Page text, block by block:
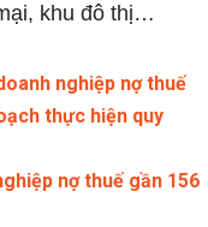
khu đô thị…
nghiệp nợ thuế
thực hiện quy
nợ thuế gần 156